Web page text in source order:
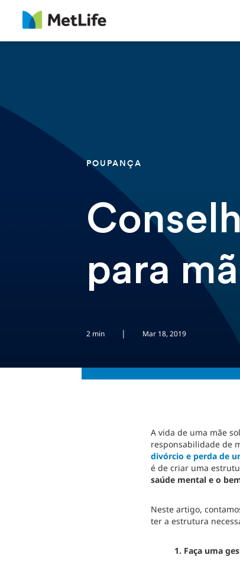
Saltar navegação
POUPANÇA
para
2 min | Mar 18, 2019
A vida de uma mãe
responsabilidade de
divórcio e perda de
é de criar uma
saúde mental e o
Neste artigo,
ter a estrutura
1. Faça uma